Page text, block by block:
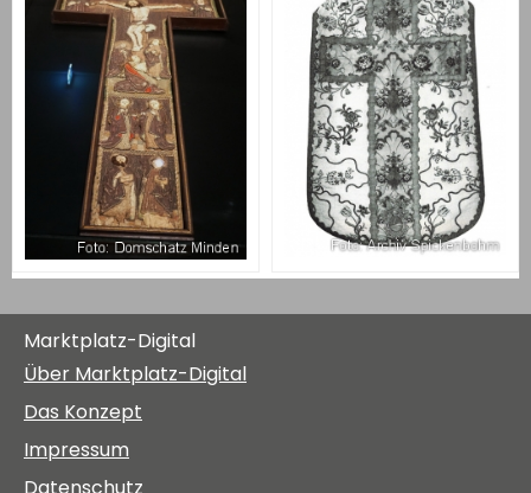
Marktplatz-Digital
Über Marktplatz-Digital
Das Konzept
Impressum